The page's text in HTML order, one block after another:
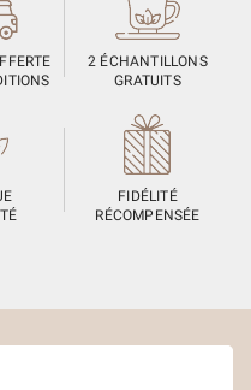
2 ÉCHANTILLONS
GRATUITS
FIDÉLITÉ
RÉCOMPENSÉE